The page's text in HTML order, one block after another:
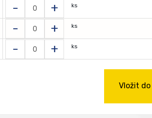
- + ks
- + ks
- + ks
Vložit do